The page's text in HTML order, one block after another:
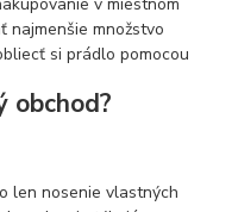
v miestnom
najmenšie množstvo
si prádlo pomocou
obchod?
len nosenie vlastných